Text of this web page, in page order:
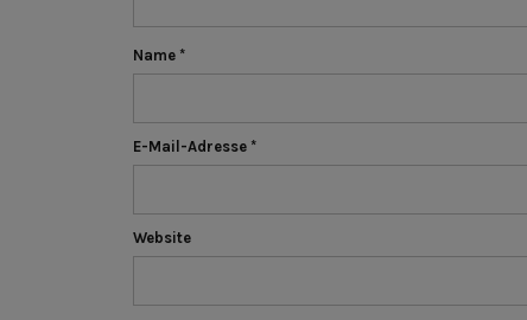
Name *
E-Mail-Adresse *
Website